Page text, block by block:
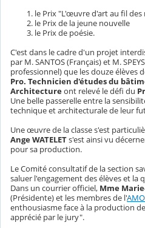
le Prix "L'œuvre d'art au fil des
le Prix de la jeune nouvelle
le Prix de poésie.
C'est dans le cadre d'un projet
par M. SANTOS (Français) et M.
professionnel) que les douze élèves
Pro. Technicien d'études du
Architectureont relevé le défi du
Une belle passerelle entre la
technique et architecturale de leur
Une œuvre de la classe s'est
Ange WATELETs'est ainsi vu
pour sa production.
Le Comité consultatif de la section
saluer l'engagement des élèves et la
Dans un courrier officiel, Mme
(Présidente) et les membres de l'
enthousiasme face à la production
apprécié par le jury".